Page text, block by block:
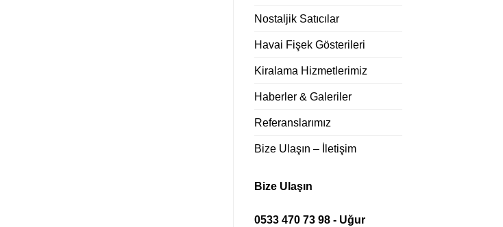
Nostaljik Satıcılar
Havai Fişek Gösterileri
Kiralama Hizmetlerimiz
Haberler & Galeriler
Referanslarımız
Bize Ulaşın – İletişim
Bize Ulaşın
0533 470 73 98 - Uğur